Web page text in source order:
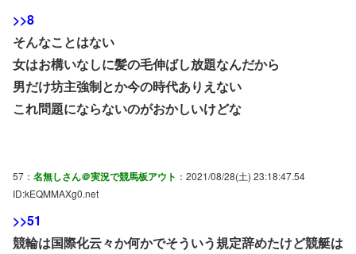
>>8
そんなことはない
女はお構いなしに髪の毛伸ばし放題なんだから
男だけ坊主強制とか今の時代ありえない
これ問題にならないのがおかしいけどな
57： 名無しさん＠実況で競馬板アウト ：2021/08/28(土) 23:18:47.54
ID:kEQMMAXg0.net
>>51
競輪は国際化云々か何かでそういう規定辞めたけど競艇は